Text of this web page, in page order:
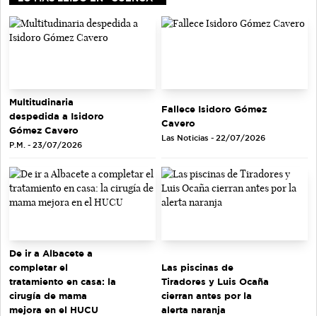
Multitudinaria
despedida a Isidoro
Gómez Cavero
P.M. - 23/07/2026
Fallece Isidoro Gómez
Cavero
Las Noticias - 22/07/2026
De ir a Albacete a
completar el
tratamiento en casa: la
cirugía de mama
mejora en el HUCU
Las piscinas de
Tiradores y Luis Ocaña
cierran antes por la
alerta naranja